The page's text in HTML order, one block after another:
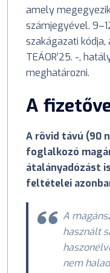
amely
számjegyével.
szakágazati
TEÁOR’25. -,
meghatározni.
A
A rövid távú (90
foglalkozó
átalányadózást
feltételei
A
használt
nem